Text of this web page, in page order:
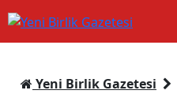
Yeni Birlik Gazetesi